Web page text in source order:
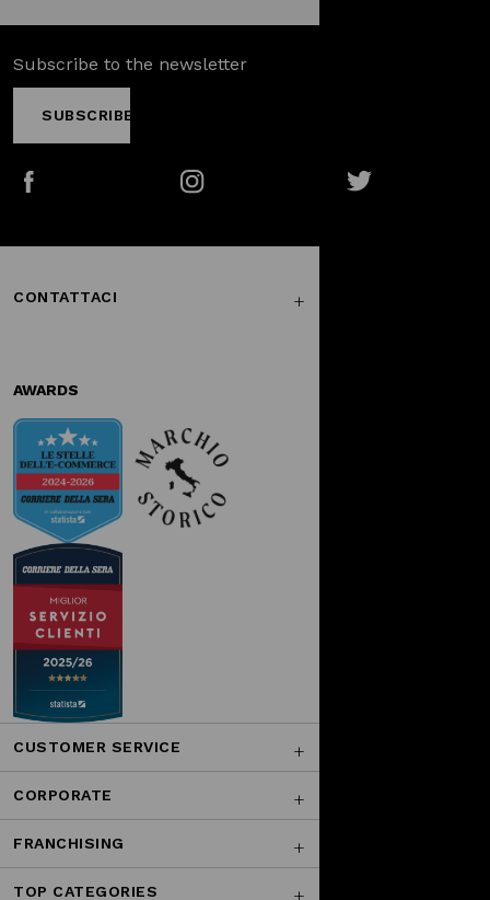
Subscribe to the newsletter
SUBSCRIBE
CONTATTACI
AWARDS
CUSTOMER SERVICE
CORPORATE
FRANCHISING
TOP CATEGORIES